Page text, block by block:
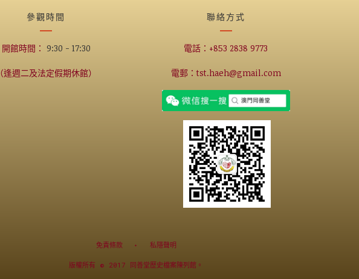
參觀時間
開館時間： 9:30 - 17:30
（逢週二及法定假期休館）
聯絡方式
電話：+853 2838 9773
電郵：tst.haeh@gmail.com
免責條款 私隱聲明
版權所有 © 2017 同善堂歷史檔案陳列館。